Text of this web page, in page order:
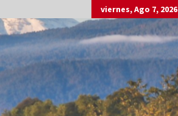
viernes, Ago 7, 2026